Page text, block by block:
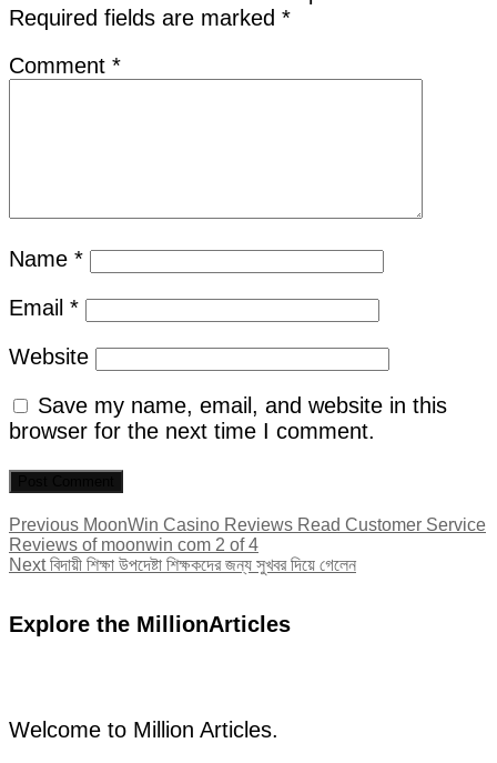
Required fields are marked *
Comment *
Name *
Email *
Website
Save my name, email, and website in this
browser for the next time I comment.
Post
navigation
Previous Previous
post:
MoonWin Casino Reviews Read Customer Service
Reviews of moonwin com 2 of 4
Next Next
বিদায়ী শিক্ষা উপদেষ্টা শিক্ষকদের জন্য সুখবর দিয়ে গেলেন
Explore the MillionArticles
Welcome to Million Articles.